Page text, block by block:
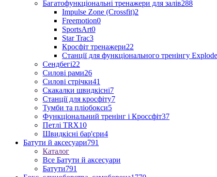
Багатофункціональні тренажери для залів288
Impulse Zone (Crossfit)2
Freemotion0
SportsArt0
Star Trac3
Кросфіт тренажери22
Станції для функціонального тренінгу Explode
Сендбегі22
Силові рами26
Силові стрічки41
Скакалки швидкісні7
Станції для кросфіту7
Тумби та пліобокси5
Функціональний тренінг і Кроссфіт37
Петлі TRX10
Швидкісні бар'єри4
Батути й аксесуари791
Каталог
Все Батути й аксесуари
Батути791